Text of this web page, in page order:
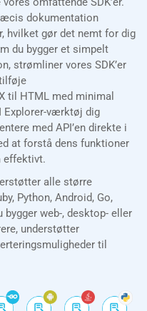
dokumentation
hvilket gør det nemt for dig
du bygger et simpelt
strømliner vores SDK’er
til HTML med minimal
Explorer-værktøj dig
med API’en direkte i
at forstå dens funktioner
effektivt.
alle større
Python, Android, Go,
bygger web-, desktop- eller
understøtter
til